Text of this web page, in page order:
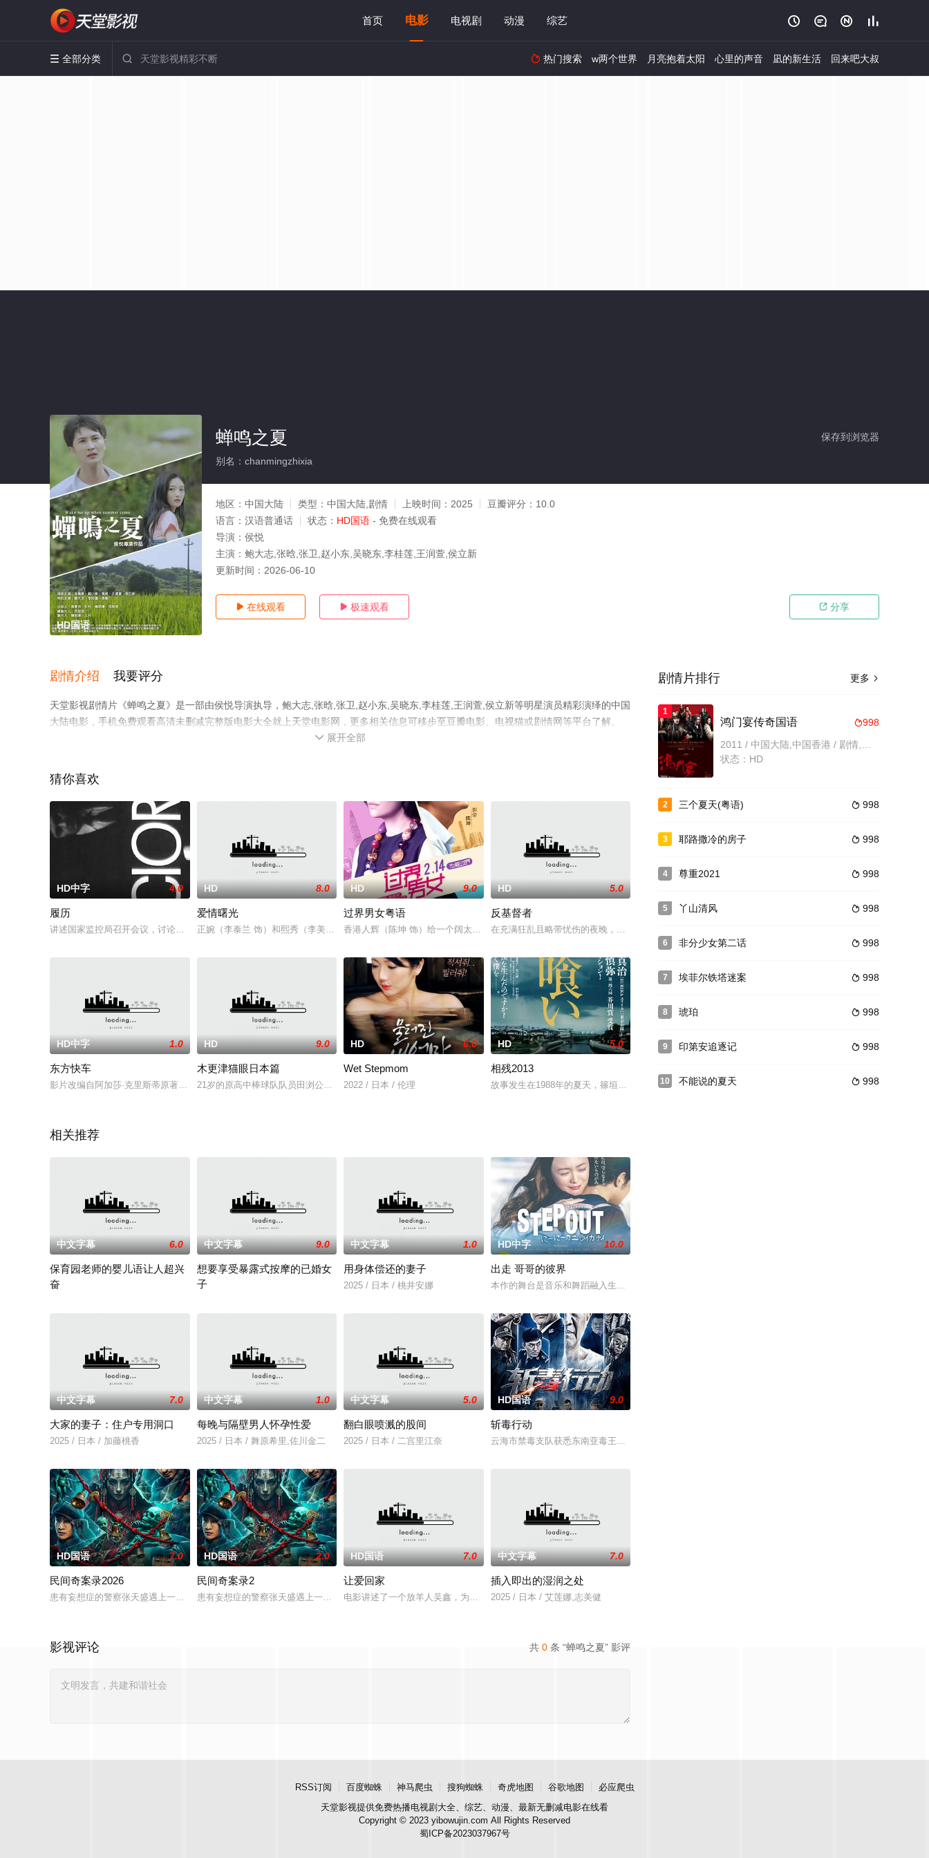
首页 电影 电视剧 动漫 综艺    
 全部分类   热门搜索 w两个世界 月亮抱着太阳 心里的声音 凪的新生活 回来吧大叔
HD国语
保存到浏览器
蝉鸣之夏
别名：chanmingzhixia
地区： 中国大陆 类型： 中国大陆,剧情 上映时间： 2025 豆瓣评分： 10.0
语言： 汉语普通话 状态： HD国语 - 免费在线观看
导演： 侯悦
主演： 鲍大志,张晗,张卫,赵小东,吴晓东,李桂莲,王润萱,侯立新
更新时间： 2026-06-10
 在线观看  极速观看  分享
剧情介绍 我要评分
天堂影视剧情片《蝉鸣之夏》是一部由侯悦导演执导，鲍大志,张晗,张卫,赵小东,吴晓东,李桂莲,王润萱,侯立新等明星演员精彩演绎的中国
大陆电影，手机免费观看高清未删减完整版电影大全就上天堂电影网，更多相关信息可移步至豆瓣电影、电视猫或剧情网等平台了解。
 展开全部
猜你喜欢
HD中字 4.0
履历
讲述国家监控局召开会议，讨论应否除去一名党员之党籍。
HD 8.0
爱情曙光
正婉（李泰兰 饰）和熙秀（李美妍 饰）是相识多年的好友，然而，两人的性格和生活境遇却截然相反。正婉至今未婚，因为她享受着一段又一段恋情带给她的新鲜感和刺激感，她热心
HD 9.0
过界男女粤语
香港人辉（陈坤 饰）给一个阔太李太当司机，他娶了一个深圳女人婷（田原 饰），两人已经有了一个女孩，但是婷又怀上了二胎，为了不用交超
HD 5.0
反基督者
在充满狂乱且略带忧伤的夜晚，一对夫妇痛失可爱的幼子尼克。这件事给他们以莫大的打击，也让这段原本便
HD中字 1.0
东方快车
影片改编自阿加莎·克里斯蒂原著小说《东方快车谋杀案》，讲述大侦探波洛（肯尼思·布拉纳 Kenneth Branagh 饰）在东方快车上巧破一桩谋杀奇案的故事。波洛乘上东方
HD 9.0
木更津猫眼日本篇
21岁的原高中棒球队队员田浏公平（冈田准一饰）每天都在经营理发店的父亲那儿帮忙。某日，在健康诊断书中突然被医生宣告他的寿命其实仅剩半年，万念俱灰的他于是想趁死前使坏
HD 6.0
Wet Stepmom
2022 / 日本 / 伦理
HD 5.0
相残2013
故事发生在1988年的夏天，篠垣远马（菅田将晖饰）是一名普通的高中二年级男生，很早之前，母亲仁子（
相关推荐
中文字幕 6.0
保育园老师的婴儿语让人超兴
奋
中文字幕 9.0
想要享受暴露式按摩的已婚女
子
中文字幕 1.0
用身体偿还的妻子
2025 / 日本 / 桃井安娜
HD中字 10.0
出走 哥哥的彼界
本作的舞台是音乐和舞蹈融入生活的冲绳。与母亲朱音、妹妹舞一起生活的照屋踊，憧憬舞蹈学校的丽莎，
中文字幕 7.0
大家的妻子：住户专用洞口
2025 / 日本 / 加藤桃香
中文字幕 1.0
每晚与隔壁男人怀孕性爱
2025 / 日本 / 舞原希里,佐川金二
中文字幕 5.0
翻白眼喷溅的股间
2025 / 日本 / 二宫里江奈
HD国语 9.0
斩毒行动
云海市禁毒支队获悉东南亚毒王廖爷将携600余公斤毒品来云交易，火速成立“斩毒行动”专案组，借调警员安
HD国语 7.0
民间奇案录2026
患有妄想症的警察张天盛遇上一起离奇的神像杀人事件，勘案过程中，牵引出“婴胎报仇”，“娘娘索命”等一连串妖异事件，张天盛虽被种种诡怪幻象阻碍，却坚信这是藏在迷信后的人为诡计
HD国语 2.0
民间奇案录2
患有妄想症的警察张天盛遇上一起离奇的神像杀人事件，勘案过程中，牵引出“婴胎报仇”，“娘娘索命”等一连串妖异事件，张天盛虽被种种诡怪幻象阻碍，却坚信这是藏在迷信后的人为诡
HD国语 7.0
让爱回家
电影讲述了一个放羊人吴鑫，为两只羊和他人发生冲突，失手将对方打死，被判处无期徒刑后，吴鑫在监狱的十几年间，一直表现良好，因吴鑫曾
中文字幕 7.0
插入即出的湿润之处
2025 / 日本 / 艾莲娜,志美健
共 0 条 “蝉鸣之夏” 影评
影视评论
更多 
剧情片排行
1
998
鸿门宴传奇国语
状态：HD
2  998
三个夏天(粤语)
3  998
耶路撒冷的房子
4  998
尊重2021
5  998
丫山清风
6  998
非分少女第二话
7  998
埃菲尔铁塔迷案
8  998
琥珀
9  998
印第安追逐记
10  998
不能说的夏天
RSS订阅 百度蜘蛛 神马爬虫 搜狗蜘蛛 奇虎地图 谷歌地图
必应爬虫
天堂影视提供免费热播电视剧大全、综艺、动漫、最新无删减电影在线看
Copyright © 2023 yibowujin.com All Rights Reserved
蜀ICP备2023037967号